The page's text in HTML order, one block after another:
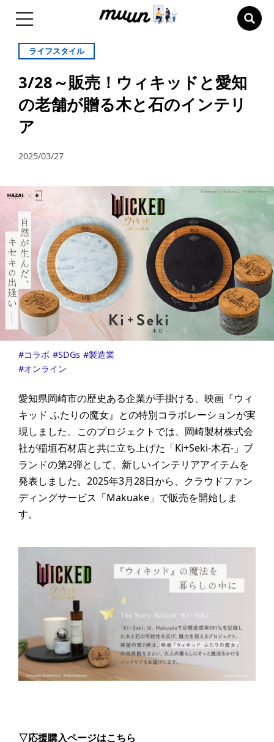
ライフスタイル
3/28～販売！ウィキッドと愛知
の老舗が贈る木と石のインテリ
ア
2025/03/27
コラボ SDGs
製造業
オンライン
愛知県岡崎市の歴史ある企業が手掛ける、映画『ウィ
キッド ふたりの魔女』との特別コラボレーションが実
現しました。このプロジェクトでは、岡崎製材株式会
社が稲垣石材店と共に立ち上げた「Ki+Seki-木石-」ブ
ランドの第2弾として、新しいインテリアアイテムを
発表しました。2025年3月28日から、クラウドファン
ディングサービス「Makuake」で販売を開始しま
す。
▽応援購入ページはこちら